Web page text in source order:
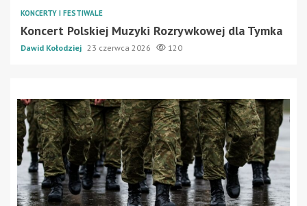
KONCERTY I FESTIWALE
Koncert Polskiej Muzyki Rozrywkowej dla Tymka
Dawid Kołodziej 23 czerwca 2026 120